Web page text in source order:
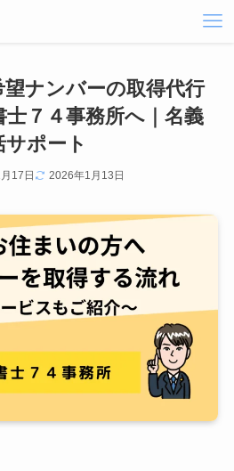
望ナンバーの取得代行
士７４事務所へ｜名義
ポート
17日 2026年1月13日